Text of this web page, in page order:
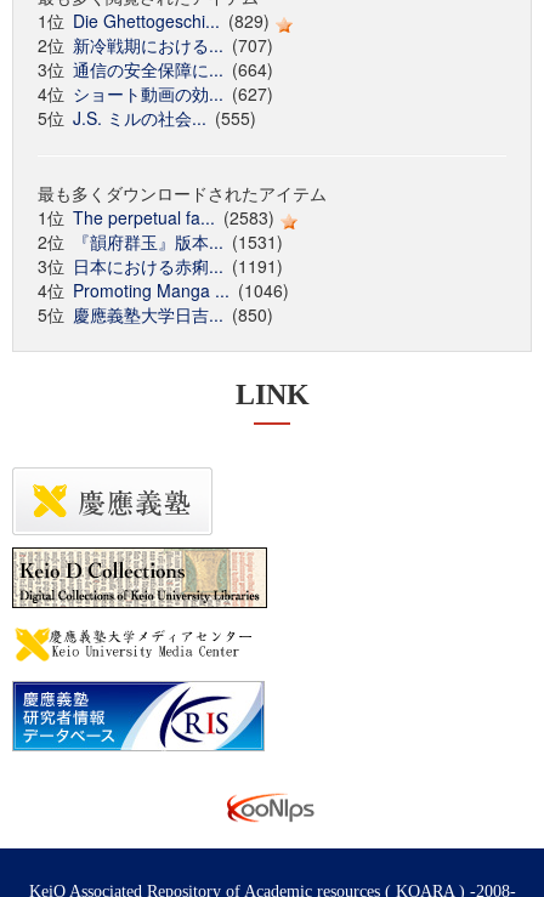
1位 Die Ghettogeschi... (829)
2位 新冷戦期における... (707)
3位 通信の安全保障に... (664)
4位 ショート動画の効... (627)
5位 J.S. ミルの社会... (555)
最も多くダウンロードされたアイテム
1位 The perpetual fa... (2583)
2位
『韻府群玉』版本... (1531)
3位 日本における赤痢... (1191)
4位 Promoting Manga ... (1046)
5位 慶應義塾大学日吉... (850)
LINK
KeiO Associated Repository of Academic resources ( KOARA ) -2008-